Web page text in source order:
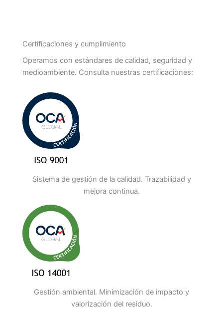
Certificaciones y cumplimiento
Operamos con estándares de calidad, seguridad y
medioambiente. Consulta nuestras certificaciones:
Sistema de gestión de la calidad. Trazabilidad y
mejora continua.
Gestión ambiental. Minimización de impacto y
valorización del residuo.